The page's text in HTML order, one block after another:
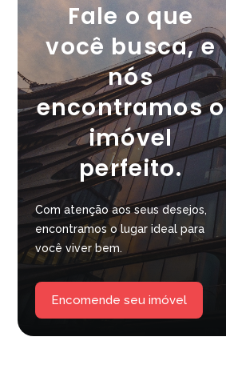
Fale o que
você busca, e
nós
encontramos o
imóvel
perfeito.
Com atenção aos seus desejos,
encontramos o lugar ideal para
você viver bem.
Encomende seu imóvel